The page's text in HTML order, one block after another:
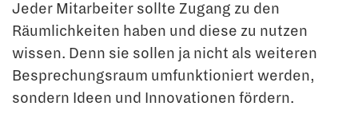
Jeder Mitarbeiter sollte Zugang zu den
Räumlichkeiten haben und diese zu nutzen
wissen. Denn sie sollen ja nicht als weiteren
Besprechungsraum umfunktioniert werden,
sondern Ideen und Innovationen fördern.